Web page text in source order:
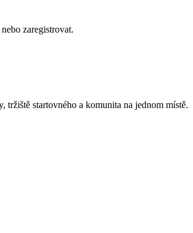
zaregistrovat.
tržiště startovného a komunita na jednom místě.